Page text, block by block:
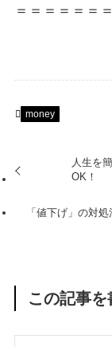
＝＝＝＝＝＝
money
人生を
OK！
「値下げ」の対
この記事を